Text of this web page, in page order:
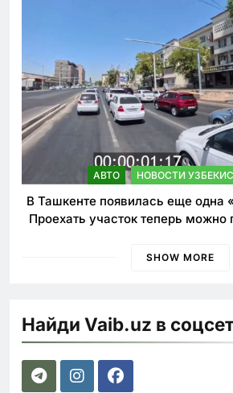
АВТО НОВОСТИ
В Ташкенте появилась еще одна
Проехать участок теперь можно
SHOW MORE
Найди Vaib.uz в